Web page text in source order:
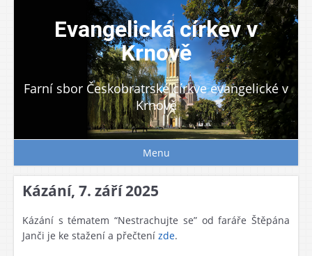
Evangelická církev v
Krnově
Farní sbor Českobratrské církve evangelické v
Krnově
Menu
Kázání, 7. září 2025
Kázání s tématem “Nestrachujte se” od faráře Štěpána
Janči je ke stažení a přečtení zde.